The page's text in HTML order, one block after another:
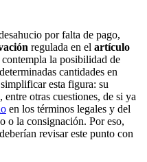
por falta de pago,
regulada en el artículo
la posibilidad de
cantidades en
esta figura: su
otras cuestiones, de si ya
en los términos legales y del
o la consignación. Por eso,
revisar este punto con